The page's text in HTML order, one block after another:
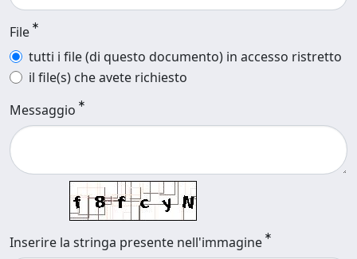
File
tutti i file (di questo documento) in accesso ristretto
il file(s) che avete richiesto
Messaggio
Inserire la stringa presente nell'immagine